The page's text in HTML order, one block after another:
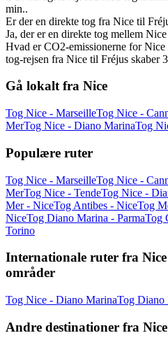
min..
Er der en direkte tog fra Nice til
Ja, der er en direkte tog mellem
Hvad er CO2-emissionerne for
tog-rejsen fra Nice til Fréjus skaber
Gå lokalt fra Nice
Tog Nice - MarseilleTog Nice -
MerTog Nice - Diano MarinaTog
Populære ruter
Tog Nice - MarseilleTog Nice -
MerTog Nice - TendeTog Nice -
Mer - NiceTog Antibes - NiceTog
NiceTog Diano Marina - ParmaTog
Torino
Internationale ruter fra
områder
Tog Nice - Diano MarinaTog Diano
Andre destinationer fra Nice